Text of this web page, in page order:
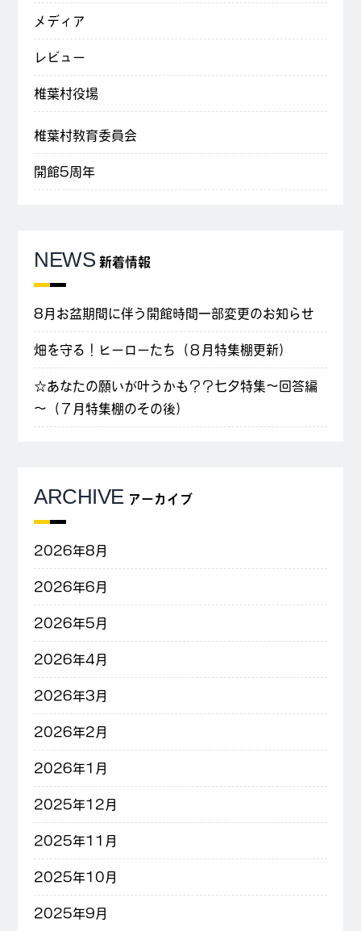
メディア
レビュー
椎葉村役場
椎葉村教育委員会
開館5周年
NEWS 新着情報
8月お盆期間に伴う開館時間一部変更のお知らせ
畑を守る！ヒーローたち（８月特集棚更新）
☆あなたの願いが叶うかも？？七夕特集～回答編
～（７月特集棚のその後）
ARCHIVE アーカイブ
2026年8月
2026年6月
2026年5月
2026年4月
2026年3月
2026年2月
2026年1月
2025年12月
2025年11月
2025年10月
2025年9月